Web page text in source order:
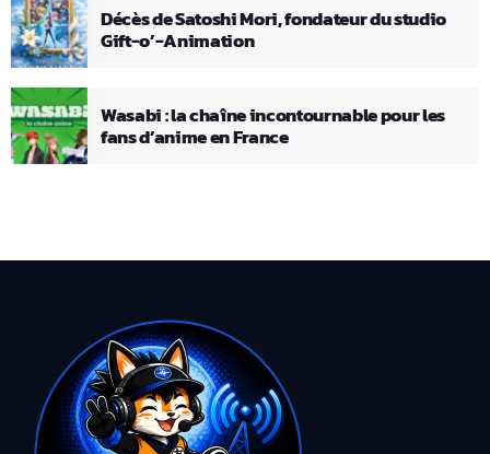
Décès de Satoshi Mori, fondateur du studio
Gift-o’-Animation
Wasabi : la chaîne incontournable pour les
fans d’anime en France